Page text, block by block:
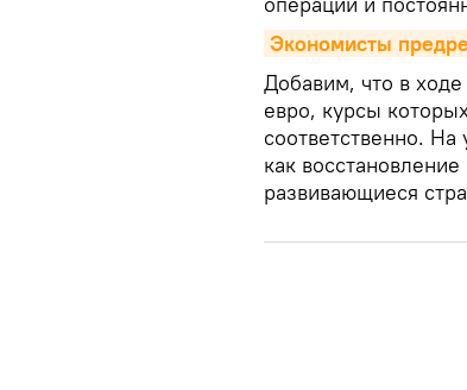
Экономисты
Добавим, что в
евро, курсы
соответственно.
как
развивающиеся